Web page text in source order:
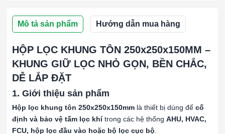
Mô tả sản phẩm Hướng dẫn mua hàng
HỘP LỌC KHUNG TÔN 250x250x150MM –
KHUNG GIỮ LỌC NHỎ GỌN, BỀN CHẮC,
DỄ LẮP ĐẶT
1. Giới thiệu sản phẩm
Hộp lọc khung tôn 250x250x150mm là thiết bị dùng để cố
định và bảo vệ tấm lọc khítrong các hệ thống AHU, HVAC,
FCU, hộp lọc đầu vào hoặc bộ lọc cục bộ